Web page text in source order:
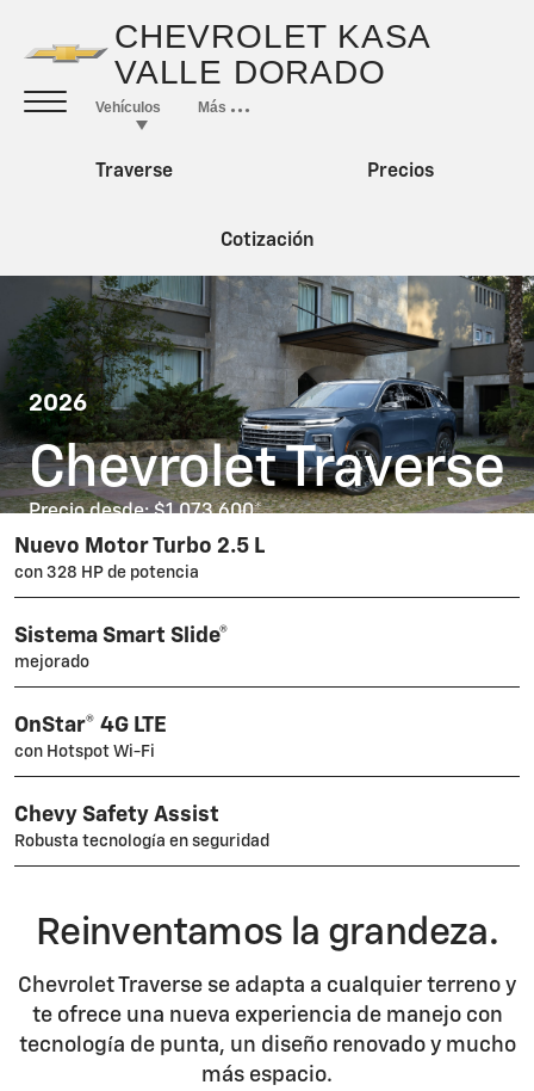
Traverse Precios
Cotización
2026
Chevrolet Traverse
Precio desde: $1,073,600*
Nuevo Motor Turbo 2.5 L
con 328 HP de potencia
Sistema Smart Slide®
mejorado
OnStar® 4G LTE
con Hotspot Wi-Fi
Chevy Safety Assist
Robusta tecnología en seguridad
Reinventamos la grandeza.
Chevrolet Traverse se adapta a cualquier terreno y
te ofrece una nueva experiencia de manejo con
tecnología de punta, un diseño renovado y mucho
más espacio.